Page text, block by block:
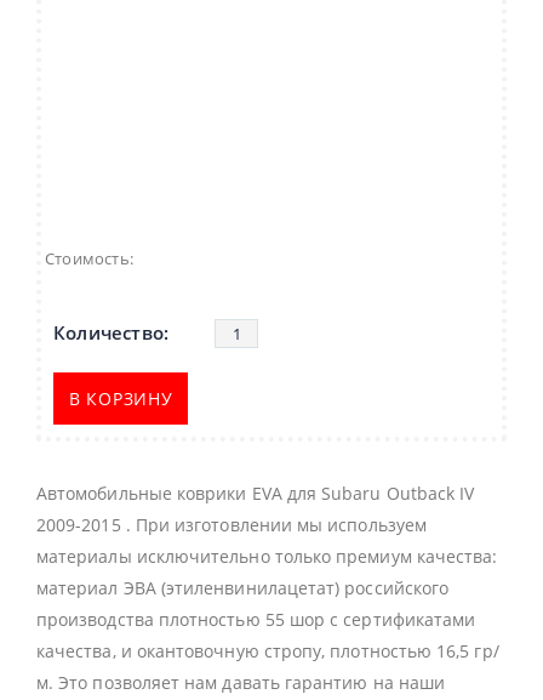
Стоимость:
В КОРЗИНУ
Автомобильные коврики EVA для Subaru Outback IV
2009-2015 . При изготовлении мы используем
материалы исключительно только премиум качества:
материал ЭВА (этиленвинилацетат) российского
производства плотностью 55 шор с сертификатами
качества, и окантовочную стропу, плотностью 16,5 гр/
м. Это позволяет нам давать гарантию на наши